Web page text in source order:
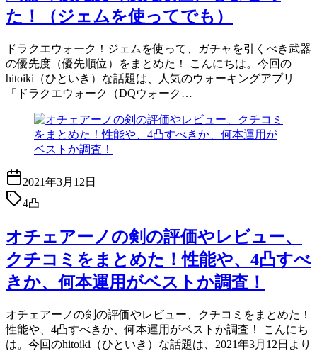
た！（ジェムを使ってでも）
ドラクエウォーク！ジェムを使って、ガチャを引くべき武器
の優先度（優先順位）をまとめた！ こんにちは。今回の
hitoiki（ひといき）な話題は、人気のウォーキングアプリ
「ドラクエウォーク（DQウォーク…
2021年3月12日
4凸
オチェアーノの剣の評価やレビュー、
クチコミをまとめた！性能や、4凸すべ
きか、何本運用がベストか調査！
オチェアーノの剣の評価やレビュー、クチコミをまとめた！
性能や、4凸すべきか、何本運用がベストか調査！ こんにち
は。今回のhitoiki（ひといき）な話題は、2021年3月12日より